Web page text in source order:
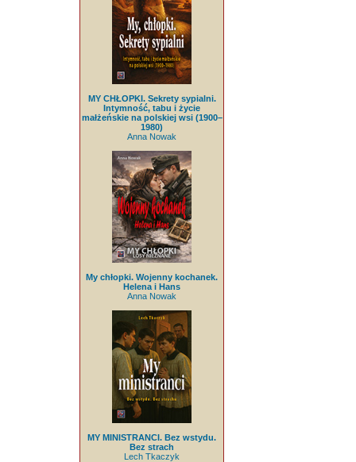
MY CHŁOPKI. Sekrety sypialni.
Intymność, tabu i życie
małżeńskie na polskiej wsi (1900–
1980)
Anna Nowak
My chłopki. Wojenny kochanek.
Helena i Hans
Anna Nowak
MY MINISTRANCI. Bez wstydu.
Bez strach
Lech Tkaczyk